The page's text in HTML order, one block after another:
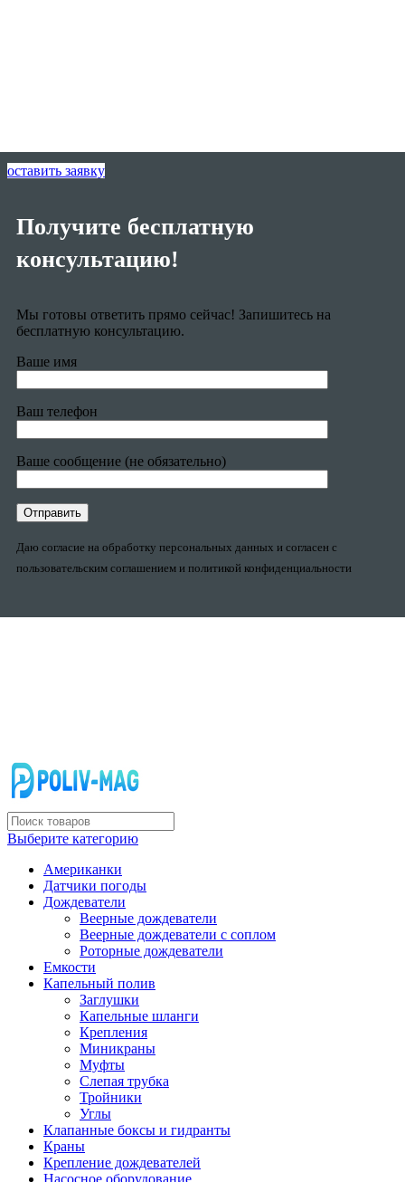
оставить заявку
Получите бесплатную
консультацию!
Мы готовы ответить прямо сейчас! Запишитесь на
бесплатную консультацию.
Ваше имя
Ваш телефон
Ваше сообщение (не обязательно)
Даю согласие на обработку персональных данных и согласен с
пользовательским соглашением и политикой конфиденциальности
Выберите категорию
Американки
Датчики погоды
Дождеватели
Веерные дождеватели
Веерные дождеватели с соплом
Роторные дождеватели
Емкости
Капельный полив
Заглушки
Капельные шланги
Крепления
Миникраны
Муфты
Слепая трубка
Тройники
Углы
Клапанные боксы и гидранты
Краны
Крепление дождевателей